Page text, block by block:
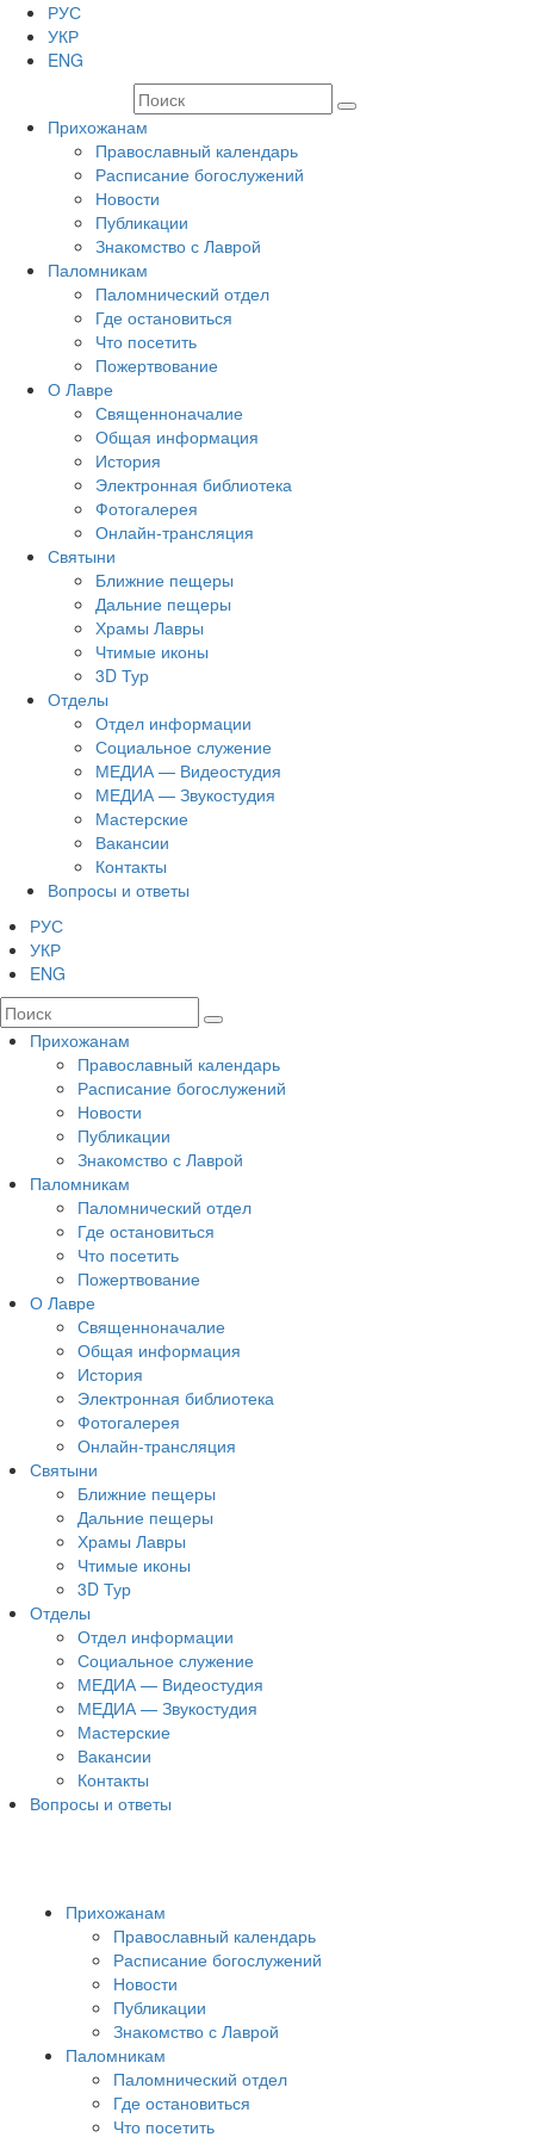
РУС
УКР
ENG
Прихожанам
Православный календарь
Расписание богослужений
Новости
Публикации
Знакомство с Лаврой
Паломникам
Паломнический отдел
Где остановиться
Что посетить
Пожертвование
О Лавре
Священноначалие
Общая информация
История
Электронная библиотека
Фотогалерея
Онлайн-трансляция
Святыни
Ближние пещеры
Дальние пещеры
Храмы Лавры
Чтимые иконы
3D Тур
Отделы
Отдел информации
Социальное служение
МЕДИА — Видеостудия
МЕДИА — Звукостудия
Мастерские
Вакансии
Контакты
Вопросы и ответы
РУС
УКР
ENG
Прихожанам
Православный календарь
Расписание богослужений
Новости
Публикации
Знакомство с Лаврой
Паломникам
Паломнический отдел
Где остановиться
Что посетить
Пожертвование
О Лавре
Священноначалие
Общая информация
История
Электронная библиотека
Фотогалерея
Онлайн-трансляция
Святыни
Ближние пещеры
Дальние пещеры
Храмы Лавры
Чтимые иконы
3D Тур
Отделы
Отдел информации
Социальное служение
МЕДИА — Видеостудия
МЕДИА — Звукостудия
Мастерские
Вакансии
Контакты
Вопросы и ответы
Прихожанам
Православный календарь
Расписание богослужений
Новости
Публикации
Знакомство с Лаврой
Паломникам
Паломнический отдел
Где остановиться
Что посетить